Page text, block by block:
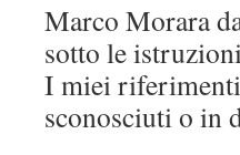
Marco Morara
sotto le
I miei
sconosciuti o in